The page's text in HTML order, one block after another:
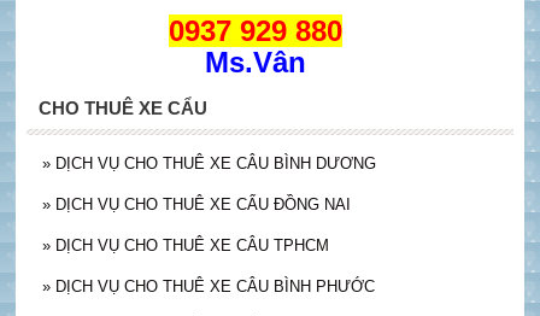
0937 929 880
Ms.Vân
CHO THUÊ XE CẨU
» DỊCH VỤ CHO THUÊ XE CÂU BÌNH DƯƠNG
» DỊCH VỤ CHO THUÊ XE CẨU ĐỒNG NAI
» DỊCH VỤ CHO THUÊ XE CÂU TPHCM
» DỊCH VỤ CHO THUÊ XE CÂU BÌNH PHƯỚC